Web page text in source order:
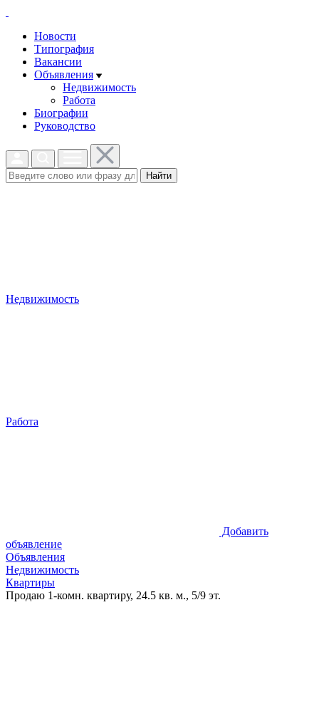
Новости
Типография
Вакансии
Объявления
Недвижимость
Работа
Биографии
Руководство
Найти
Недвижимость
Работа
Добавить
объявление
Объявления
Недвижимость
Квартиры
Продаю 1-комн. квартиру, 24.5 кв. м., 5/9 эт.